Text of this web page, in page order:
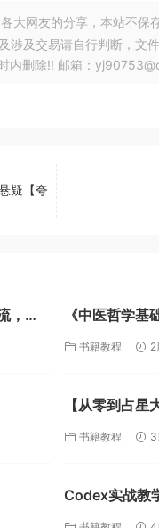
大网友的分享，本站不保
涉及交易请自行判断，文
内删除!! 邮箱：
疑【夸
，全
《中医哲学基
书籍教程 2
【从零到占
+推运合盘》
书籍教程 3
Codex实战教
AI替你批量干